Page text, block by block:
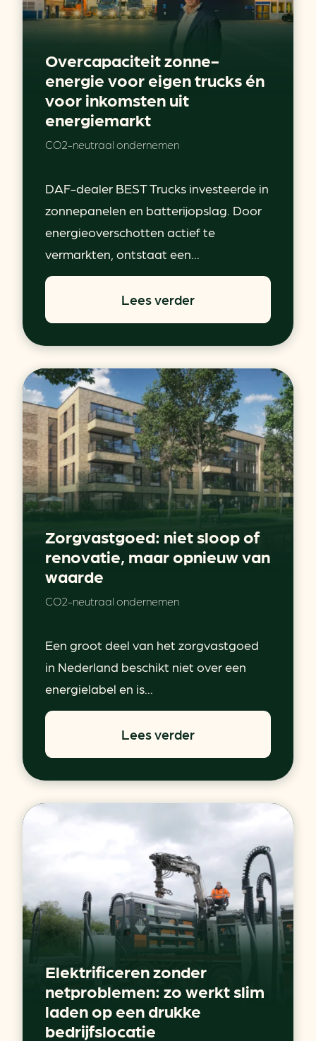
Overcapaciteit zonne-
energie voor eigen trucks én
voor inkomsten uit
energiemarkt
CO2-neutraal ondernemen
DAF-dealer BEST Trucks investeerde in
zonnepanelen en batterijopslag. Door
energieoverschotten actief te
vermarkten, ontstaat een...
Lees verder
Zorgvastgoed: niet sloop of
renovatie, maar opnieuw van
waarde
CO2-neutraal ondernemen
Een groot deel van het zorgvastgoed
in Nederland beschikt niet over een
energielabel en is...
Lees verder
Elektrificeren zonder
netproblemen: zo werkt slim
laden op een drukke
bedrijfslocatie